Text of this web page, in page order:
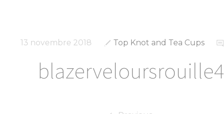
13 novembre 2018 Top Knot and Tea Cups
blazerveloursrouille4